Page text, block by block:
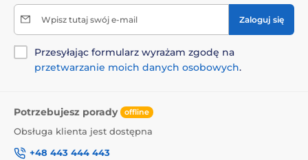
Wpisz tutaj swój e-mail Zaloguj się
Przesyłając formularz wyrażam zgodę na
przetwarzanie moich danych osobowych.
Potrzebujesz porady offline
Obsługa klienta jest dostępna
+48 443 444 443